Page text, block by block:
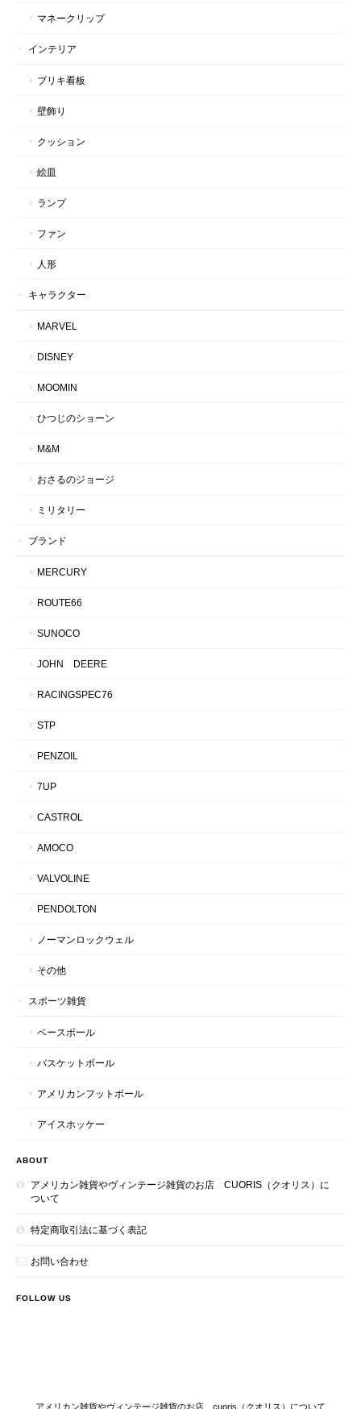
マネークリップ
インテリア
ブリキ看板
壁飾り
クッション
絵皿
ランプ
ファン
人形
キャラクター
MARVEL
DISNEY
MOOMIN
ひつじのショーン
M&M
おさるのジョージ
ミリタリー
ブランド
MERCURY
ROUTE66
SUNOCO
JOHN DEERE
RACINGSPEC76
STP
PENZOIL
7UP
CASTROL
AMOCO
VALVOLINE
PENDOLTON
ノーマンロックウェル
その他
スポーツ雑貨
ベースボール
バスケットボール
アメリカンフットボール
アイスホッケー
ABOUT
アメリカン雑貨やヴィンテージ雑貨のお店 CUORIS（クオリス）に
ついて
特定商取引法に基づく表記
お問い合わせ
FOLLOW US
アメリカン雑貨やヴィンテージ雑貨のお店 cuoris（クオリス）について